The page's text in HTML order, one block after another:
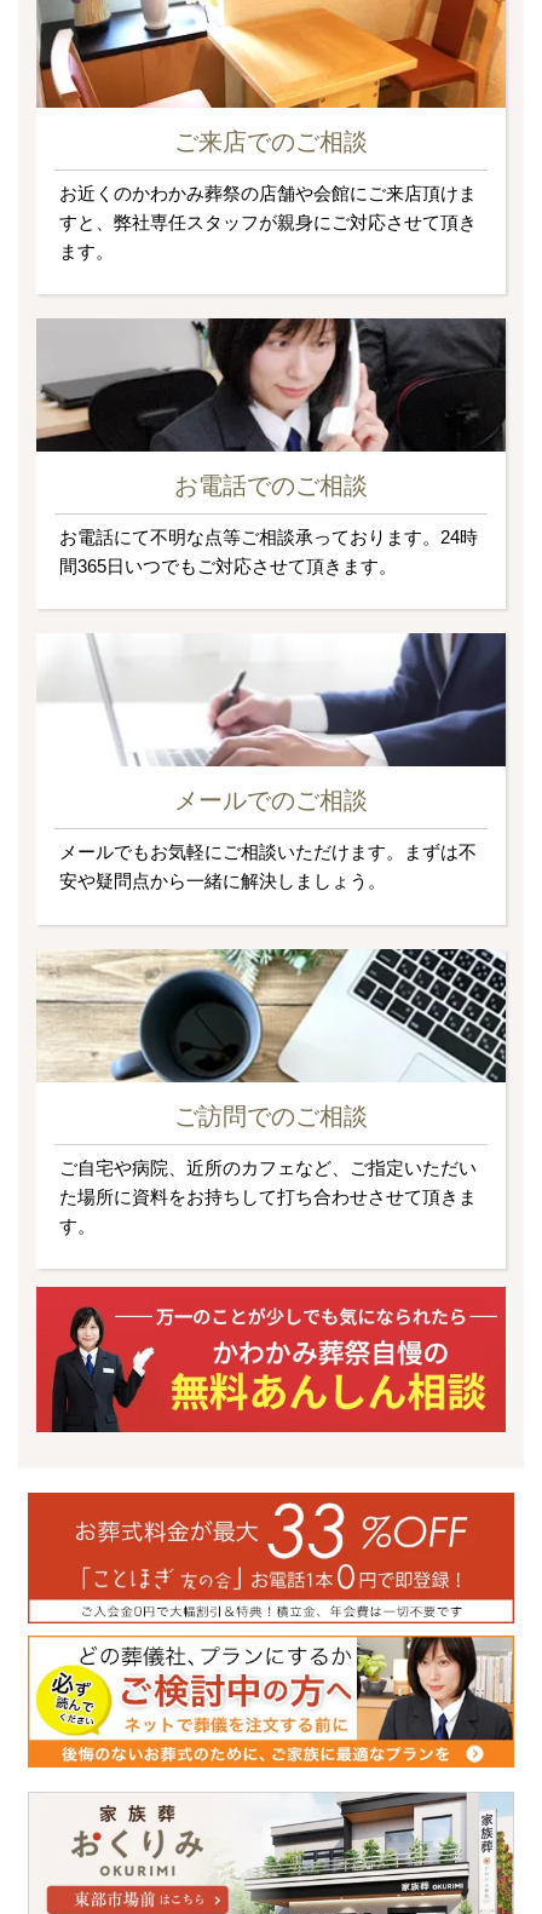
ご来店でのご相談
お近くのかわかみ葬祭の店舗や会館にご来店頂けま
すと、弊社専任スタッフが親身にご対応させて頂き
ます。
お電話でのご相談
お電話にて不明な点等ご相談承っております。24時
間365日いつでもご対応させて頂きます。
メールでのご相談
メールでもお気軽にご相談いただけます。まずは不
安や疑問点から一緒に解決しましょう。
ご訪問でのご相談
ご自宅や病院、近所のカフェなど、ご指定いただい
た場所に資料をお持ちして打ち合わせさせて頂きま
す。